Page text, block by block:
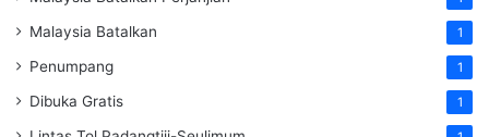
Malaysia Batalkan 1
Penumpang 1
Dibuka Gratis 1